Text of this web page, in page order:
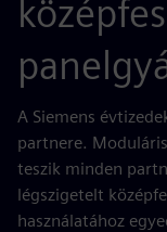
A Siemens
partnere.
teszik minden
légszigetelt
használatához